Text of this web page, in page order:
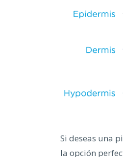
Si deseas una
la opción